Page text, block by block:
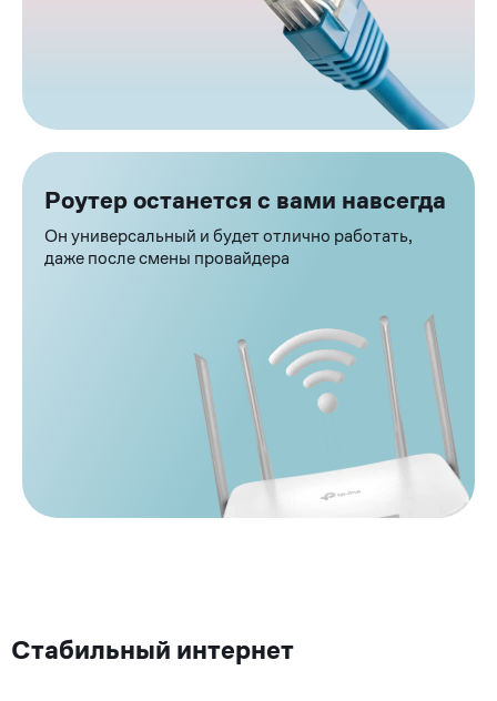
Преимущества
Роутер останется с вами навсегда
Он универсальный и будет отлично работать,
даже после смены провайдера
Стабильный интернет